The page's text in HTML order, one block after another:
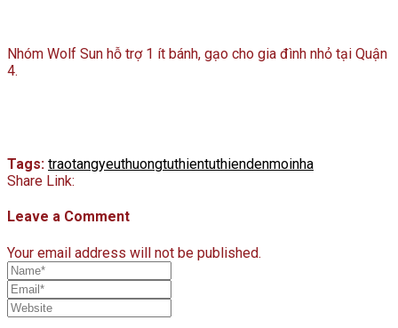
Nhóm Wolf Sun hỗ trợ 1 ít bánh, gạo cho gia đình nhỏ tại Quận
4.
Tags: traotangyeuthuongtuthientuthiendenmoinha
Share Link:
Leave a Comment
Your email address will not be published.